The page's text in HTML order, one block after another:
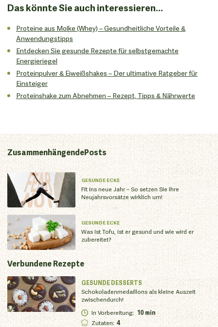
Das könnte Sie auch interessieren...
Proteine aus Molke (Whey) – Gesundheitliche Vorteile &
Anwendungstipps
Entdecken Sie gesunde Rezepte für selbstgemachte
Energieriegel
Proteinpulver & Eiweißshakes – Der ultimative Ratgeber für
Einsteiger
Proteinshake zum Abnehmen – Rezept, Tipps & Nährwerte
ZusammenhängendePosts
GESUNDE ECKE
Fit ins neue Jahr – So setzen Sie Ihre
Neujahrsvorsätze wirklich um!
GESUNDE ECKE
Was ist Tofu, ist er gesund und wie wird er
zubereitet?
VerbundeneRezepte
GESUNDE DESSERTS
Schokoladenmedaillons als kleine Auszeit
zwischendurch!
In Vorbereitung: 10 min
Zutaten: 4